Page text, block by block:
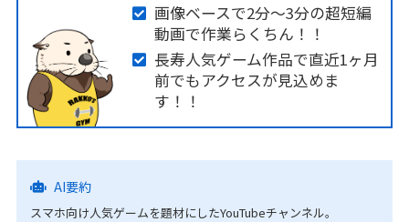
画像ベースで2分～3分の超短編
動画で作業らくちん！！
長寿人気ゲーム作品で直近1ヶ月
前でもアクセスが見込めま
す！！
AI要約
スマホ向け人気ゲームを題材にしたYouTubeチャンネル。